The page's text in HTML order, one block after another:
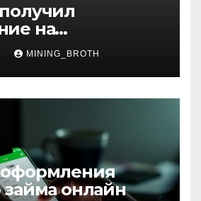
на
банка в
MINING_BROTH
займа онлайн